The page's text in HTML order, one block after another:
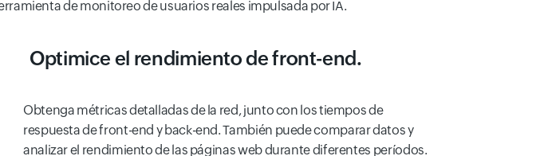
de monitoreo de usuarios reales impulsada por IA.
Optimice el rendimiento de front-end.
Obtenga métricas detalladas de la red, junto con los tiempos de
respuesta de front-end y back-end. También puede comparar datos y
analizar el rendimiento de las páginas web durante diferentes períodos.